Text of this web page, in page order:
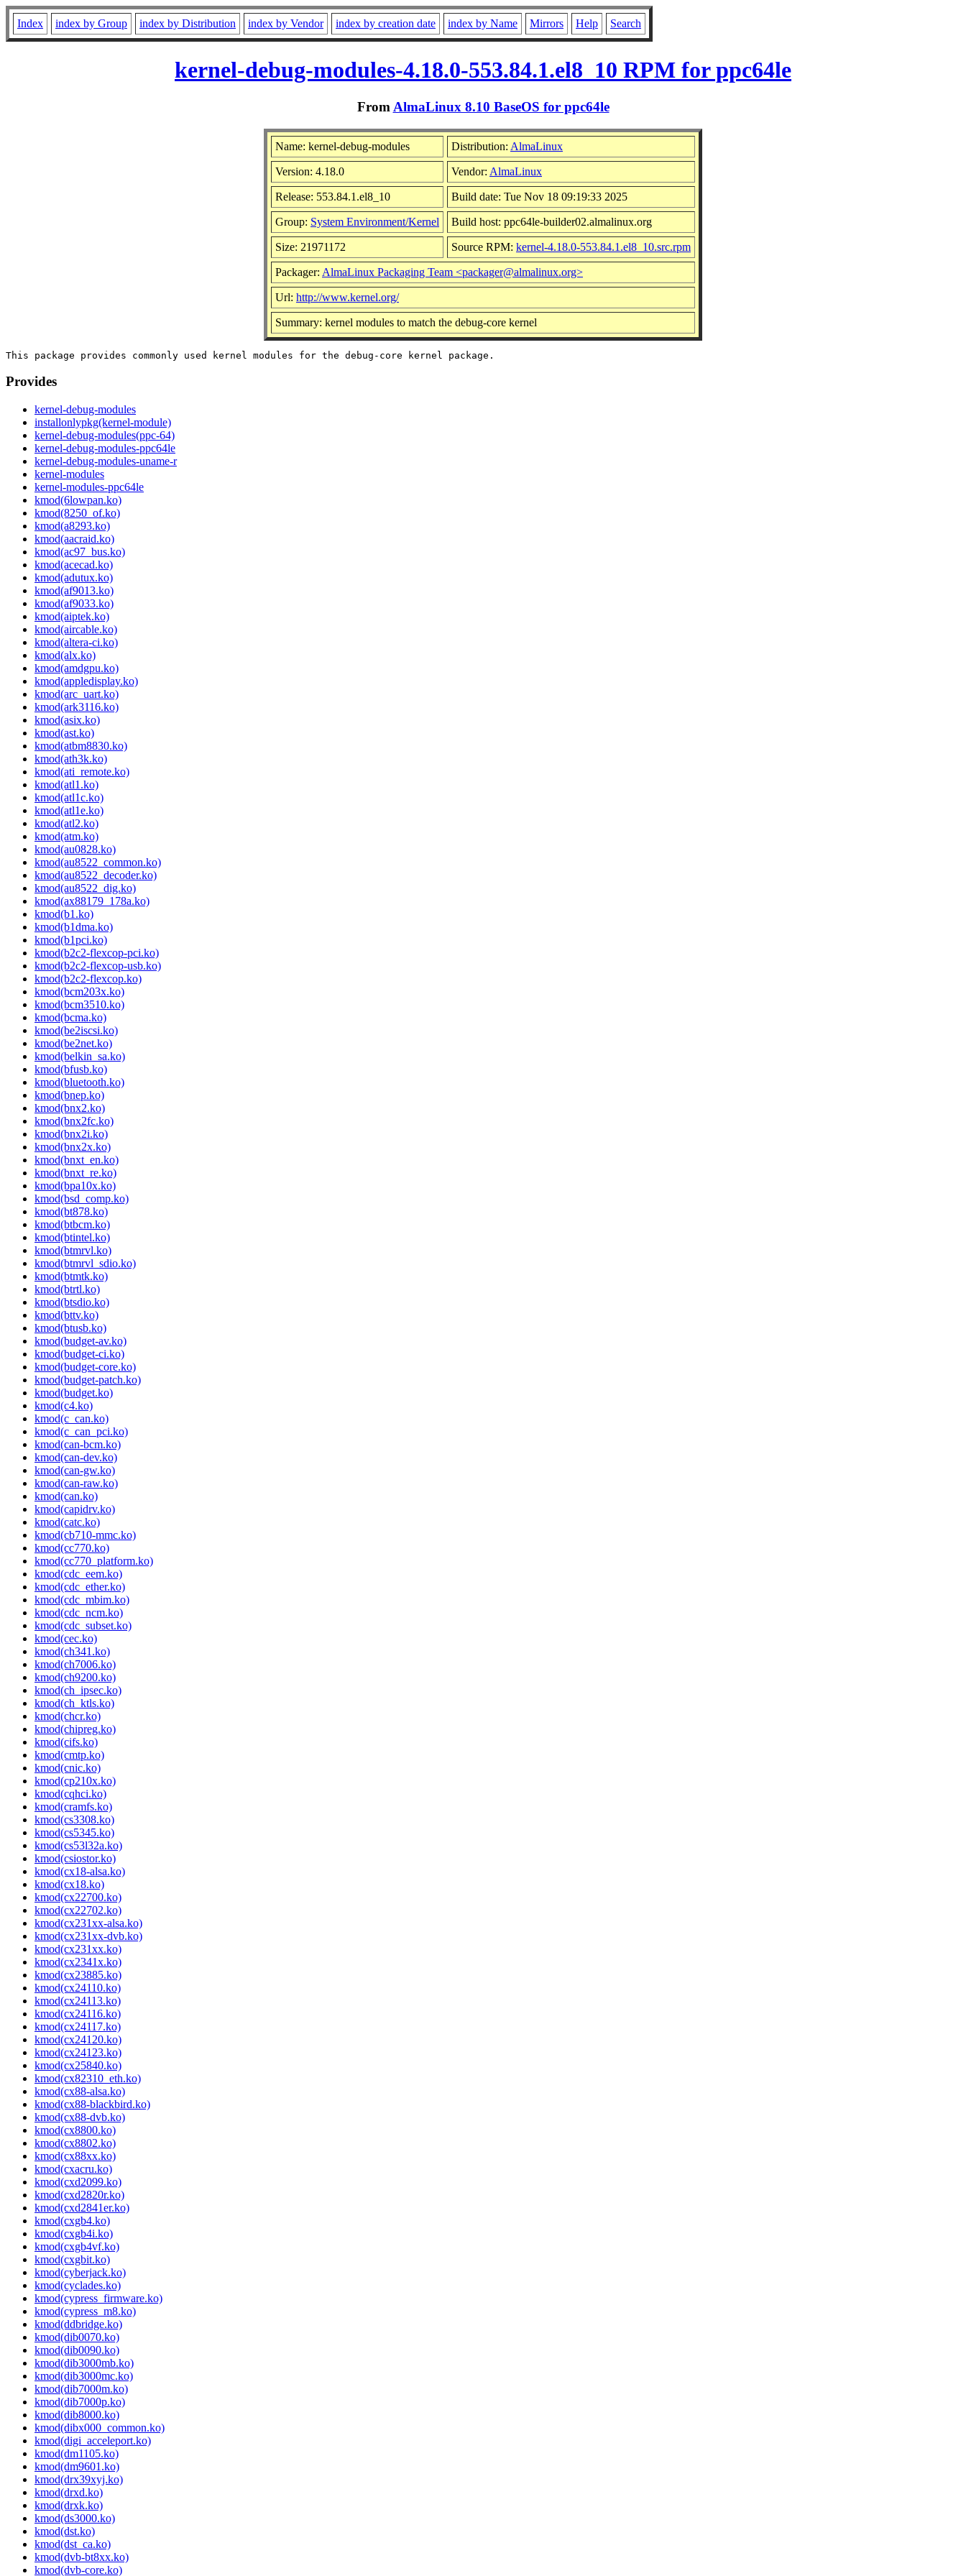
Index index by Group index by Distribution index by Vendor index by creation date index by Name Mirrors Help Search
kernel-debug-modules-4.18.0-553.84.1.el8_10 RPM for ppc64le
From AlmaLinux 8.10 BaseOS for ppc64le
Name: kernel-debug-modules Distribution: AlmaLinux
Version: 4.18.0 Vendor: AlmaLinux
Release: 553.84.1.el8_10 Build date: Tue Nov 18 09:19:33 2025
Group: System Environment/Kernel Build host: ppc64le-builder02.almalinux.org
Size: 21971172 Source RPM: kernel-4.18.0-553.84.1.el8_10.src.rpm
Packager: AlmaLinux Packaging Team <packager@almalinux.org>
Url: http://www.kernel.org/
Summary: kernel modules to match the debug-core kernel
Provides
kernel-debug-modules
installonlypkg(kernel-module)
kernel-debug-modules(ppc-64)
kernel-debug-modules-ppc64le
kernel-debug-modules-uname-r
kernel-modules
kernel-modules-ppc64le
kmod(6lowpan.ko)
kmod(8250_of.ko)
kmod(a8293.ko)
kmod(aacraid.ko)
kmod(ac97_bus.ko)
kmod(acecad.ko)
kmod(adutux.ko)
kmod(af9013.ko)
kmod(af9033.ko)
kmod(aiptek.ko)
kmod(aircable.ko)
kmod(altera-ci.ko)
kmod(alx.ko)
kmod(amdgpu.ko)
kmod(appledisplay.ko)
kmod(arc_uart.ko)
kmod(ark3116.ko)
kmod(asix.ko)
kmod(ast.ko)
kmod(atbm8830.ko)
kmod(ath3k.ko)
kmod(ati_remote.ko)
kmod(atl1.ko)
kmod(atl1c.ko)
kmod(atl1e.ko)
kmod(atl2.ko)
kmod(atm.ko)
kmod(au0828.ko)
kmod(au8522_common.ko)
kmod(au8522_decoder.ko)
kmod(au8522_dig.ko)
kmod(ax88179_178a.ko)
kmod(b1.ko)
kmod(b1dma.ko)
kmod(b1pci.ko)
kmod(b2c2-flexcop-pci.ko)
kmod(b2c2-flexcop-usb.ko)
kmod(b2c2-flexcop.ko)
kmod(bcm203x.ko)
kmod(bcm3510.ko)
kmod(bcma.ko)
kmod(be2iscsi.ko)
kmod(be2net.ko)
kmod(belkin_sa.ko)
kmod(bfusb.ko)
kmod(bluetooth.ko)
kmod(bnep.ko)
kmod(bnx2.ko)
kmod(bnx2fc.ko)
kmod(bnx2i.ko)
kmod(bnx2x.ko)
kmod(bnxt_en.ko)
kmod(bnxt_re.ko)
kmod(bpa10x.ko)
kmod(bsd_comp.ko)
kmod(bt878.ko)
kmod(btbcm.ko)
kmod(btintel.ko)
kmod(btmrvl.ko)
kmod(btmrvl_sdio.ko)
kmod(btmtk.ko)
kmod(btrtl.ko)
kmod(btsdio.ko)
kmod(bttv.ko)
kmod(btusb.ko)
kmod(budget-av.ko)
kmod(budget-ci.ko)
kmod(budget-core.ko)
kmod(budget-patch.ko)
kmod(budget.ko)
kmod(c4.ko)
kmod(c_can.ko)
kmod(c_can_pci.ko)
kmod(can-bcm.ko)
kmod(can-dev.ko)
kmod(can-gw.ko)
kmod(can-raw.ko)
kmod(can.ko)
kmod(capidrv.ko)
kmod(catc.ko)
kmod(cb710-mmc.ko)
kmod(cc770.ko)
kmod(cc770_platform.ko)
kmod(cdc_eem.ko)
kmod(cdc_ether.ko)
kmod(cdc_mbim.ko)
kmod(cdc_ncm.ko)
kmod(cdc_subset.ko)
kmod(cec.ko)
kmod(ch341.ko)
kmod(ch7006.ko)
kmod(ch9200.ko)
kmod(ch_ipsec.ko)
kmod(ch_ktls.ko)
kmod(chcr.ko)
kmod(chipreg.ko)
kmod(cifs.ko)
kmod(cmtp.ko)
kmod(cnic.ko)
kmod(cp210x.ko)
kmod(cqhci.ko)
kmod(cramfs.ko)
kmod(cs3308.ko)
kmod(cs5345.ko)
kmod(cs53l32a.ko)
kmod(csiostor.ko)
kmod(cx18-alsa.ko)
kmod(cx18.ko)
kmod(cx22700.ko)
kmod(cx22702.ko)
kmod(cx231xx-alsa.ko)
kmod(cx231xx-dvb.ko)
kmod(cx231xx.ko)
kmod(cx2341x.ko)
kmod(cx23885.ko)
kmod(cx24110.ko)
kmod(cx24113.ko)
kmod(cx24116.ko)
kmod(cx24117.ko)
kmod(cx24120.ko)
kmod(cx24123.ko)
kmod(cx25840.ko)
kmod(cx82310_eth.ko)
kmod(cx88-alsa.ko)
kmod(cx88-blackbird.ko)
kmod(cx88-dvb.ko)
kmod(cx8800.ko)
kmod(cx8802.ko)
kmod(cx88xx.ko)
kmod(cxacru.ko)
kmod(cxd2099.ko)
kmod(cxd2820r.ko)
kmod(cxd2841er.ko)
kmod(cxgb4.ko)
kmod(cxgb4i.ko)
kmod(cxgb4vf.ko)
kmod(cxgbit.ko)
kmod(cyberjack.ko)
kmod(cyclades.ko)
kmod(cypress_firmware.ko)
kmod(cypress_m8.ko)
kmod(ddbridge.ko)
kmod(dib0070.ko)
kmod(dib0090.ko)
kmod(dib3000mb.ko)
kmod(dib3000mc.ko)
kmod(dib7000m.ko)
kmod(dib7000p.ko)
kmod(dib8000.ko)
kmod(dibx000_common.ko)
kmod(digi_acceleport.ko)
kmod(dm1105.ko)
kmod(dm9601.ko)
kmod(drx39xyj.ko)
kmod(drxd.ko)
kmod(drxk.ko)
kmod(ds3000.ko)
kmod(dst.ko)
kmod(dst_ca.ko)
kmod(dvb-bt8xx.ko)
kmod(dvb-core.ko)